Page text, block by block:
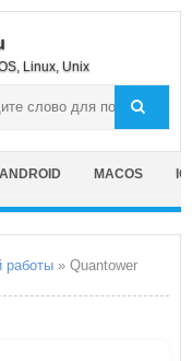
Linux, Unix
ANDROID MACOS
работы » Quantower